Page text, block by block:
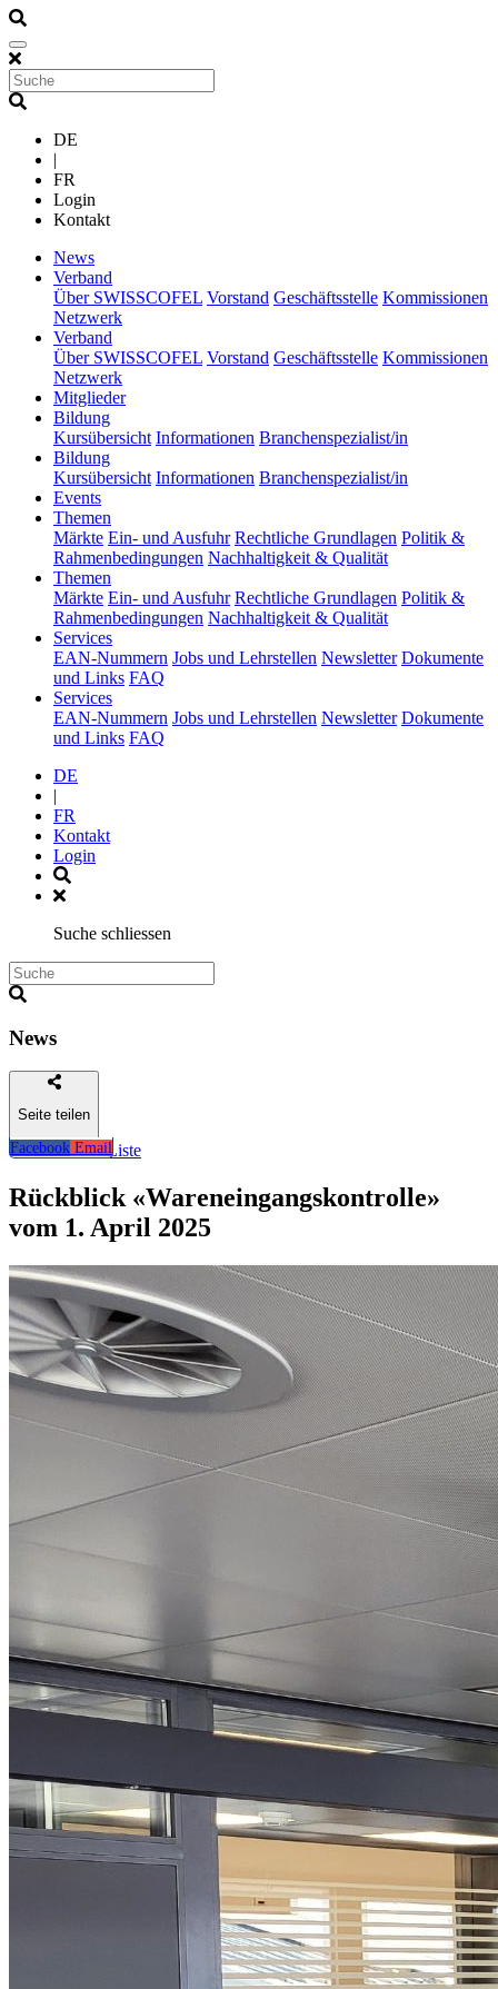
DE
|
FR
Login
Kontakt
News(current)
Verband
Über SWISSCOFEL Vorstand Geschäftsstelle Kommissionen
Netzwerk
Verband
Über SWISSCOFEL Vorstand Geschäftsstelle Kommissionen
Netzwerk
Mitglieder(current)
Bildung(current)
Kursübersicht Informationen Branchenspezialist/in
Bildung(current)
Kursübersicht Informationen Branchenspezialist/in
Events(current)
Themen
Märkte Ein- und Ausfuhr Rechtliche Grundlagen Politik &
Rahmenbedingungen Nachhaltigkeit & Qualität
Themen
Märkte Ein- und Ausfuhr Rechtliche Grundlagen Politik &
Rahmenbedingungen Nachhaltigkeit & Qualität
Services(current)
EAN-Nummern Jobs und Lehrstellen Newsletter Dokumente
und Links FAQ
Services(current)
EAN-Nummern Jobs und Lehrstellen Newsletter Dokumente
und Links FAQ
DE
|
FR
Kontakt
Login
Suche schliessen
News
Seite teilen
Facebook Email
Zurück zur Liste
Rückblick «Wareneingangskontrolle»
vom 1. April 2025